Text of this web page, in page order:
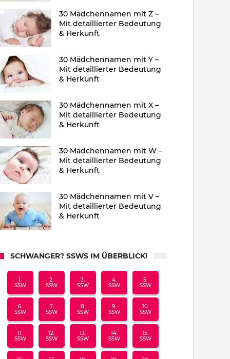
30 Mädchennamen mit Z –
Mit detaillierter Bedeutung
& Herkunft
30 Mädchennamen mit Y –
Mit detaillierter Bedeutung
& Herkunft
30 Mädchennamen mit X –
Mit detaillierter Bedeutung
& Herkunft
30 Mädchennamen mit W –
Mit detaillierter Bedeutung
& Herkunft
30 Mädchennamen mit V –
Mit detaillierter Bedeutung
& Herkunft
SCHWANGER? SSWS IM ÜBERBLICK!
1.
SSW
2.
SSW
3.
SSW
4.
SSW
5.
SSW
6.
SSW
7.
SSW
8.
SSW
9.
SSW
10.
SSW
11.
SSW
12.
SSW
13.
SSW
14.
SSW
15.
SSW